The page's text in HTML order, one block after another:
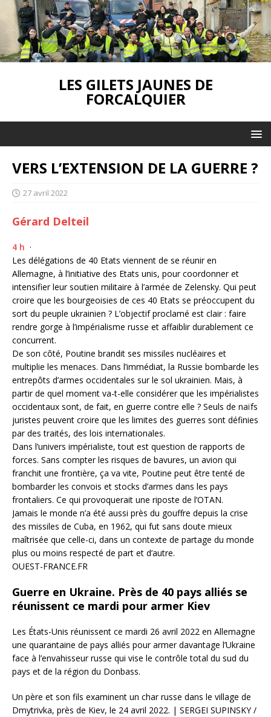
LES GILETS JAUNES DE
FORCALQUIER
VERS L’EXTENSION DE LA GUERRE ?
27 avril 2022
Gérard Delteil
4 h ·
Les délégations de 40 Etats viennent de se réunir en
Allemagne, à l’initiative des Etats unis, pour coordonner et
intensifier leur soutien militaire à l’armée de Zelensky. Qui peut
croire que les bourgeoisies de ces 40 Etats se préoccupent du
sort du peuple ukrainien ? L’objectif proclamé est clair : faire
rendre gorge à l’impérialisme russe et affaiblir durablement ce
concurrent.
De son côté, Poutine brandit ses missiles nucléaires et
multiplie les menaces. Dans l’immédiat, la Russie bombarde les
entrepôts d’armes occidentales sur le sol ukrainien. Mais, à
partir de quel moment va-t-elle considérer que les impérialistes
occidentaux sont, de fait, en guerre contre elle ? Seuls de naïfs
juristes peuvent croire que les limites des guerres sont définies
par des traités, des lois internationales.
Dans l’univers impérialiste, tout est question de rapports de
forces. Sans compter les risques de bavures, un avion qui
franchit une frontière, ça va vite, Poutine peut être tenté de
bombarder les convois et stocks d’armes dans les pays
frontaliers. Ce qui provoquerait une riposte de l’OTAN.
Jamais le monde n’a été aussi près du gouffre depuis la crise
des missiles de Cuba, en 1962, qui fut sans doute mieux
maîtrisée que celle-ci, dans un contexte de partage du monde
plus ou moins respecté de part et d’autre.
OUEST-FRANCE.FR
Guerre en Ukraine. Près de 40 pays alliés se
réunissent ce mardi pour armer Kiev
Les États-Unis réunissent ce mardi 26 avril 2022 en Allemagne
une quarantaine de pays alliés pour armer davantage l’Ukraine
face à l’envahisseur russe qui vise le contrôle total du sud du
pays et de la région du Donbass.
Un père et son fils examinent un char russe dans le village de
Dmytrivka, près de Kiev, le 24 avril 2022. | SERGEI SUPINSKY /